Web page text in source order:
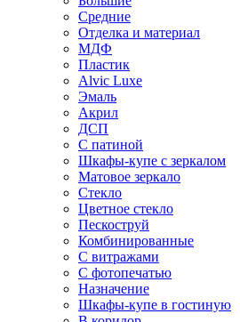
Средние
Отделка и материал
МДФ
Пластик
Alvic Luxe
Эмаль
Акрил
ДСП
С патиной
Шкафы-купе с зеркалом
Матовое зеркало
Стекло
Цветное стекло
Пескоструй
Комбинированные
С витражами
С фотопечатью
Назначение
Шкафы-купе в гостиную